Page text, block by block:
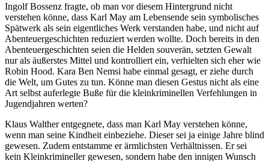
Ingolf Bossenz fragte, ob man vor diesem Hintergrund nicht
verstehen könne, dass Karl May am Lebensende sein symbolisches
Spätwerk als sein eigentliches Werk verstanden habe, und nicht auf
Abenteuergeschichten reduziert werden wollte. Doch bereits in den
Abenteuergeschichten seien die Helden souverän, setzten Gewalt
nur als äußerstes Mittel und kontrolliert ein, verhielten sich eher wie
Robin Hood. Kara Ben Nemsi habe einmal gesagt, er ziehe durch
die Welt, um Gutes zu tun. Könne man diesen Gestus nicht als eine
Art selbst auferlegte Buße für die kleinkriminellen Verfehlungen in
Jugendjahren werten?
Klaus Walther entgegnete, dass man Karl May verstehen könne,
wenn man seine Kindheit einbeziehe. Dieser sei ja einige Jahre blind
gewesen. Zudem entstamme er ärmlichsten Verhältnissen. Er sei
kein Kleinkrimineller gewesen, sondern habe den innigen Wunsch